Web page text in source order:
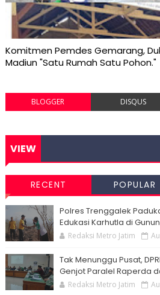
Komitmen Pemdes Gemarang,
Madiun "Satu Rumah Satu Pohon."
BLOGGER DISQUS
VIEW
RECENT POPULAR
Polres Trenggalek
Edukasi Karhutla di
Redaksi Metro Jatim
Tak Menunggu Pusat,
Genjot Paralel Raperda
Redaksi Metro Jatim